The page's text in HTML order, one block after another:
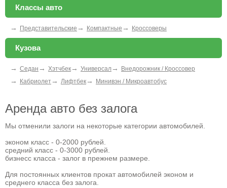
Классы авто
→ Представительские → Компактные → Кроссоверы
Кузова
→ Седан → Хэтчбек → Универсал → Внедорожник / Кроссовер
→ Кабриолет → Лифтбек → Минивэн / Микроавтобус
Аренда авто без залога
Мы отменили залоги на некоторые категории автомобилей.
эконом класс - 0-2000 рублей.
средний класс - 0-3000 рублей.
бизнесс класса - залог в прежнем размере.
Для постоянных клиентов прокат автомобилей эконом и
среднего класса без залога.